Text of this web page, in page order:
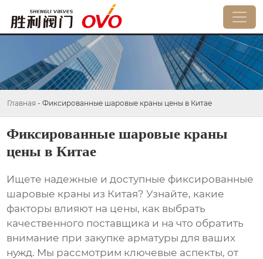
Главная - Фиксированные шаровые краны цены в Китае
Фиксированные шаровые краны
цены в Китае
Ищете надежные и доступные фиксированные
шаровые краны из Китая? Узнайте, какие
факторы влияют на цены, как выбрать
качественного поставщика и на что обратить
внимание при закупке арматуры для ваших
нужд. Мы рассмотрим ключевые аспекты, от